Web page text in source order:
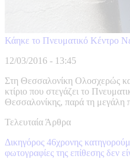
Κάηκε το Πνευματικό Κέντρο
12/03/2016 - 13:45
Στη Θεσσαλονίκη Ολοσχερώς
κτίριο που στεγάζει το
Θεσσαλονίκης, παρά τη μεγάλη
Τελευταία Άρθρα
Δικηγόρος 46χρονης
φωτογραφίες της επίθεσης δεν